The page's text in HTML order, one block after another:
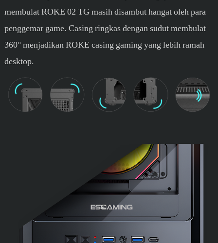
membulat ROKE 02 TG masih disambut hangat oleh para
penggemar game. Casing ringkas dengan sudut membulat
360° menjadikan ROKE casing gaming yang lebih ramah
desktop.